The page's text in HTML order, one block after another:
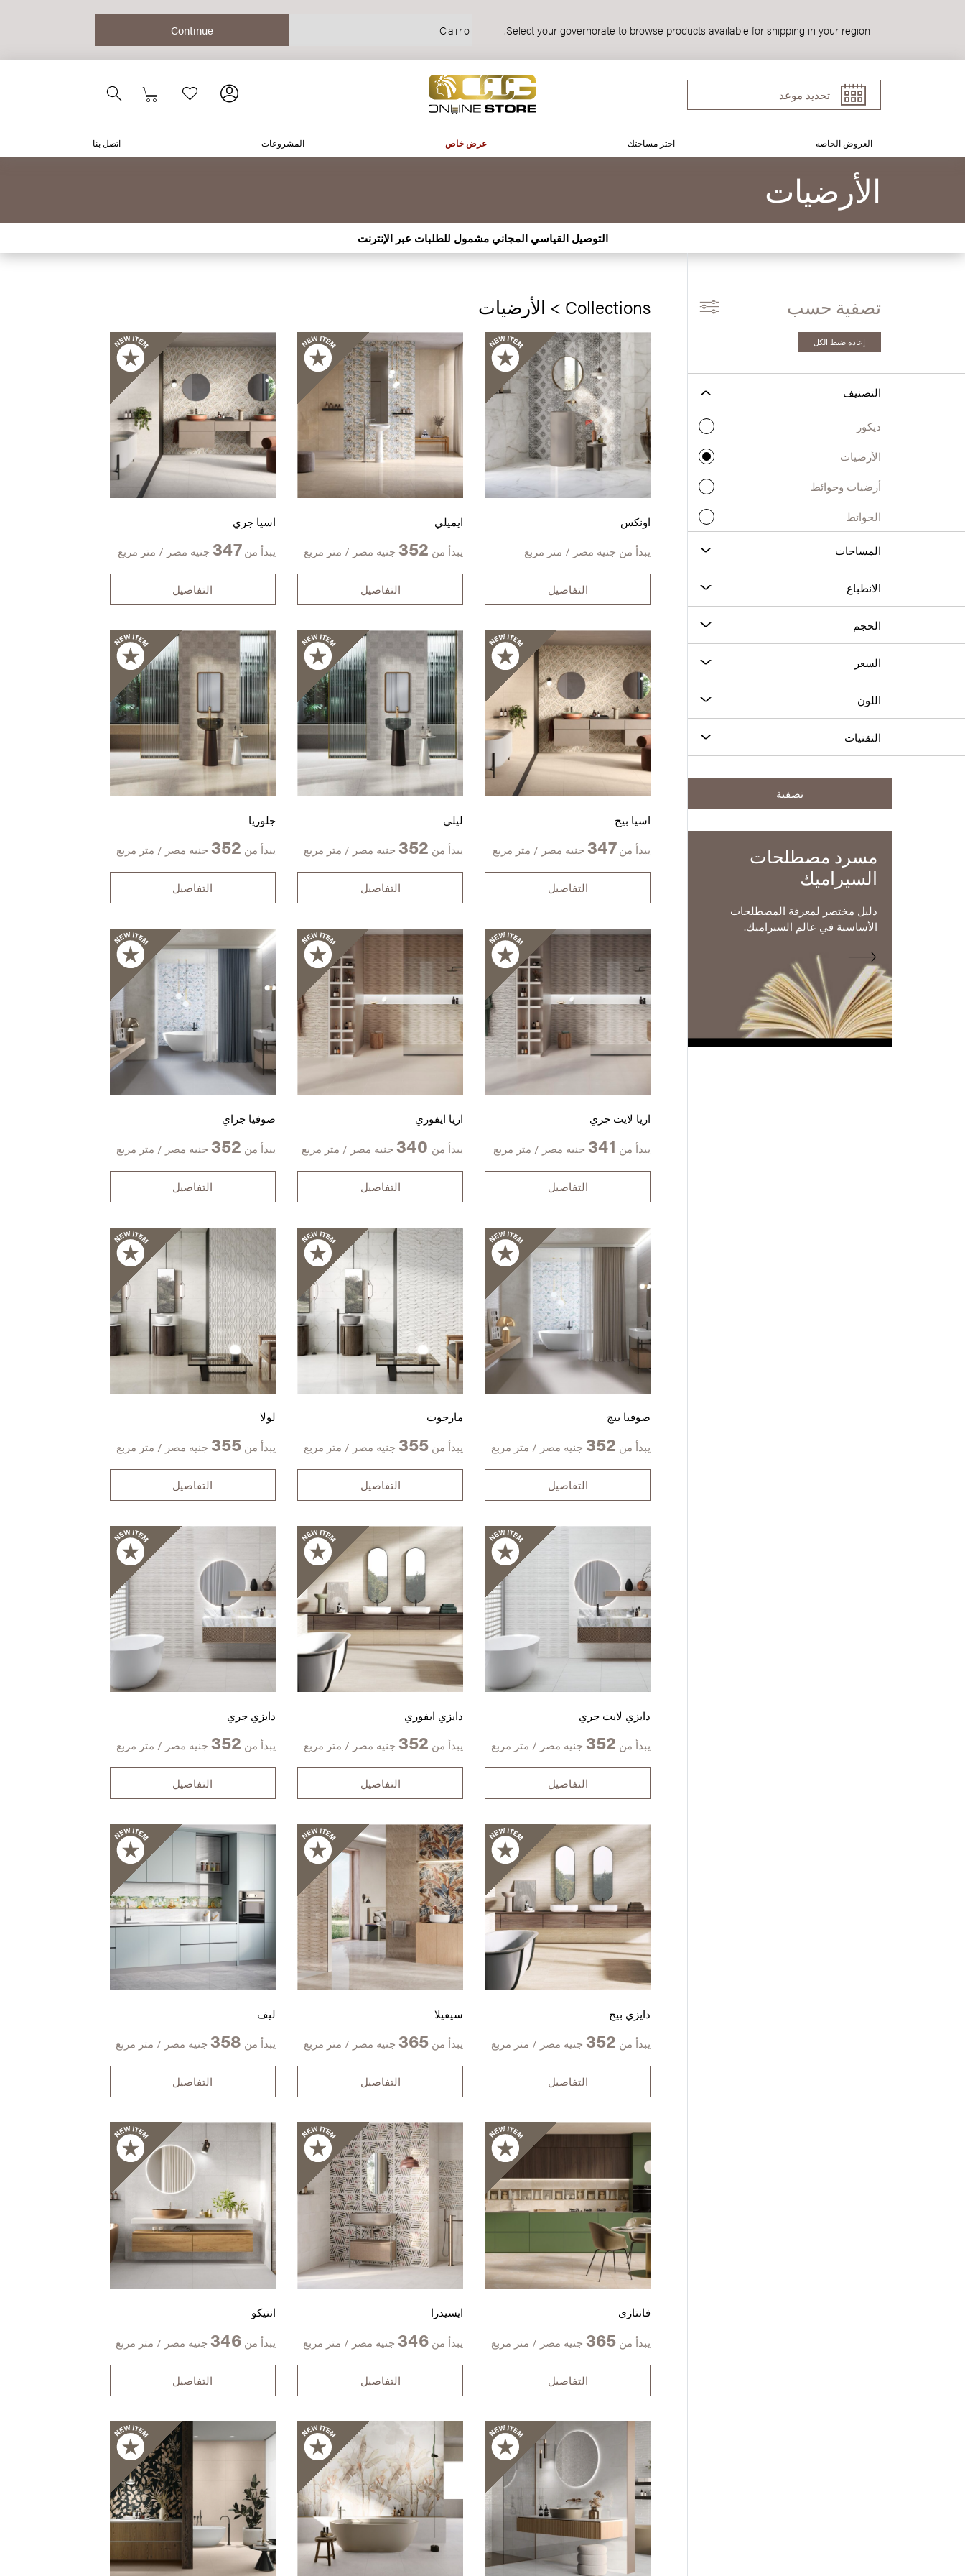
Select your governorate to browse products available for shipping in your region.
تحديد موعد
العروض الخاصه اختر مساحتك عرض خاص المشروعات اتصل بنا
الأرضيات
‫التوصيل القياسي المجاني مشمول للطلبات عبر الإنترنت
تصفية حسب
إعادة ضبط الكل
التصنيف
ديكور
الأرضيات
أرضيات وحوائط
الحوائط
المساحات
الانطباع
الحجم
السعر
اللون
التقنيات
تصفية
مسرد مصطلحات
السيراميك
دليل مختصر لمعرفة المصطلحات
الأساسية في عالم السيراميك.
Collections > الأرضيات
اونكس
يبدأ من جنيه مصر / متر مربع
التفاصيل
ايميلي
يبدأ من 352 جنيه مصر / متر مربع
التفاصيل
اسيا جري
يبدأ من347 جنيه مصر / متر مربع
التفاصيل
اسيا بيج
يبدأ من347 جنيه مصر / متر مربع
التفاصيل
ليلي
يبدأ من 352 جنيه مصر / متر مربع
التفاصيل
جلوريا
يبدأ من 352 جنيه مصر / متر مربع
التفاصيل
اريا لايت جري
يبدأ من 341 جنيه مصر / متر مربع
التفاصيل
اريا ايفوري
يبدأ من 340 جنيه مصر / متر مربع
التفاصيل
صوفيا جراي
يبدأ من 352 جنيه مصر / متر مربع
التفاصيل
صوفيا بيج
يبدأ من 352 جنيه مصر / متر مربع
التفاصيل
مارجوت
يبدأ من 355 جنيه مصر / متر مربع
التفاصيل
لولا
يبدأ من355 جنيه مصر / متر مربع
التفاصيل
دايزي لايت جري
يبدأ من 352 جنيه مصر / متر مربع
التفاصيل
دايزي ايفوري
يبدأ من 352 جنيه مصر / متر مربع
التفاصيل
دايزي جري
يبدأ من 352 جنيه مصر / متر مربع
التفاصيل
دايزي بيج
يبدأ من 352 جنيه مصر / متر مربع
التفاصيل
سيفيلا
يبدأ من 365 جنيه مصر / متر مربع
التفاصيل
ليف
يبدأ من 358 جنيه مصر / متر مربع
التفاصيل
فانتازي
يبدأ من 365 جنيه مصر / متر مربع
التفاصيل
ايسيدرا
يبدأ من 346 جنيه مصر / متر مربع
التفاصيل
انتيكو
يبدأ من346 جنيه مصر / متر مربع
التفاصيل